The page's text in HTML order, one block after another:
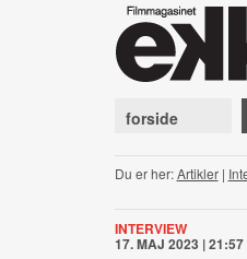
forside
Du er her:Artikler|
INTERVIEW
17. MAJ 2023 | 21:57